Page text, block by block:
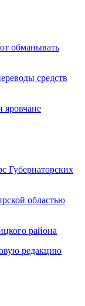
обманывать
средств
яровчане
Губернаторских
областью
района
редакцию